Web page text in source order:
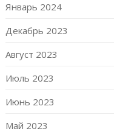
Январь 2024
Декабрь 2023
Август 2023
Июль 2023
Июнь 2023
Май 2023